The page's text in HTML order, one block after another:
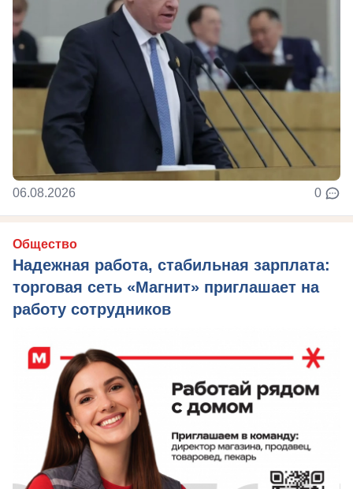
06.08.2026 0
Общество
Надежная работа, стабильная зарплата:
торговая сеть «Магнит» приглашает на
работу сотрудников